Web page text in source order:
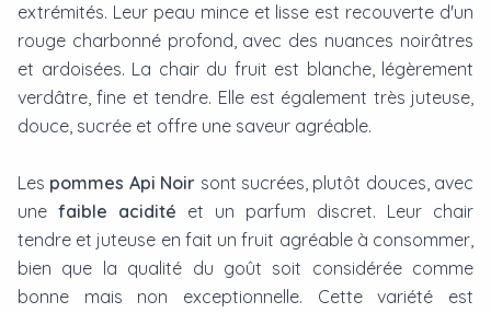
extrémités. Leur peau mince et lisse est recouverte d'un
rouge charbonné profond, avec des nuances noirâtres
et ardoisées. La chair du fruit est blanche, légèrement
verdâtre, fine et tendre. Elle est également très juteuse,
douce, sucrée et offre une saveur agréable.
Les pommes Api Noir sont sucrées, plutôt douces, avec
une faible acidité et un parfum discret. Leur chair
tendre et juteuse en fait un fruit agréable à consommer,
bien que la qualité du goût soit considérée comme
bonne mais non exceptionnelle. Cette variété est